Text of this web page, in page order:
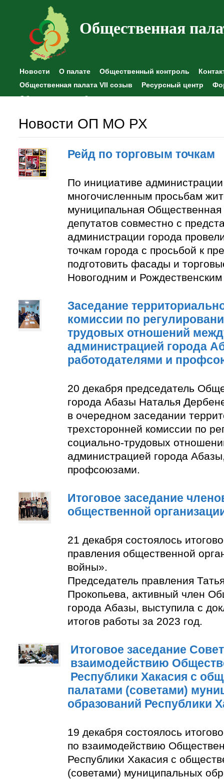
Общественная
Новости О палате Общественный контроль
Общественная палата VII созыв
Ресурсный центр
Общественные наблюдения
Новости ОП МО РХ
Рейд по торговым точкам
По инициативе
многочисленным просьбам
муниципальная Общественная
депутатов совместно с
администрации города
точкам города с просьбой к
подготовить фасады и
Новогодним и
Заседание
комиссии по
трудовых отношений
администрацией города
работодателями и
20 декабря председатель
города Абазы Наталья
в очередном заседании
трехсторонней комиссии по
социально-трудовых
администрацией города
профсоюзами.
Итоговое заседание
общественной
21 декабря состоялось
правления общественной
войны».
Председатель правления
Прокопьева, активный член
города Абазы, выступила с
итогов работы за 2023 год.
Итоговое заседание
взаимодействию
Республики Хакасия с
палатами (советами)
образований Республики
19 декабря состоялось
по взаимодействию
Республики Хакасия с
(советами) муниципальных